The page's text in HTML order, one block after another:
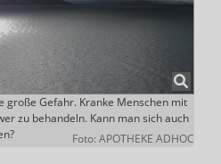
große Gefahr. Kranke Menschen mit
zu behandeln. Kann man sich auch
Foto: APOTHEKE ADHOC